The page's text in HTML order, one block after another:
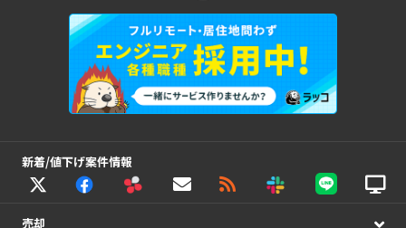
新着/値下げ案件情報
売却